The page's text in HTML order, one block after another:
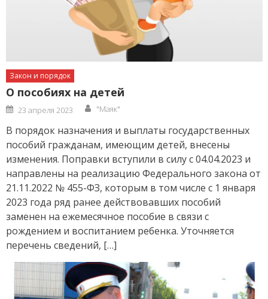
Закон и порядок
О пособиях на детей
Posted
on
23 апреля 2023 Author
"Маяк"
В порядок назначения и выплаты государственных
пособий гражданам, имеющим детей, внесены
изменения. Поправки вступили в силу с 04.04.2023 и
направлены на реализацию Федерального закона от
21.11.2022 № 455-ФЗ, которым в том числе с 1 января
2023 года ряд ранее действовавших пособий
заменен на ежемесячное пособие в связи с
рождением и воспитанием ребенка. Уточняется
перечень сведений, […]